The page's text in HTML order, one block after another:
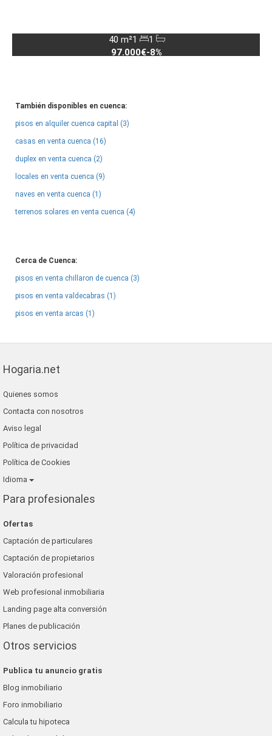
40 m²1
1
97.000€-8%
También disponibles en cuenca:
pisos en alquiler cuenca capital (3)
casas en venta cuenca (16)
duplex en venta cuenca (2)
locales en venta cuenca (9)
naves en venta cuenca (1)
terrenos solares en venta cuenca (4)
Cerca de Cuenca:
pisos en venta chillaron de cuenca (3)
pisos en venta valdecabras (1)
pisos en venta arcas (1)
Hogaria.net
Quienes somos
Contacta con nosotros
Aviso legal
Política de privacidad
Política de Cookies
Idioma
Para profesionales
Ofertas
Captación de particulares
Captación de propietarios
Valoración profesional
Web profesional inmobiliaria
Landing page alta conversión
Planes de publicación
Otros servicios
Publica tu anuncio gratis
Blog inmobiliario
Foro inmobiliario
Calcula tu hipoteca